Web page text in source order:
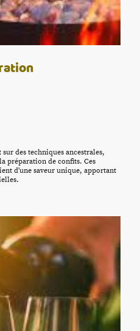
des techniques ancestrales,
préparation de confits. Ces
d'une saveur unique, apportant